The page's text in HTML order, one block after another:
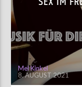
Mel Kinkel
8. AUGUST 2021